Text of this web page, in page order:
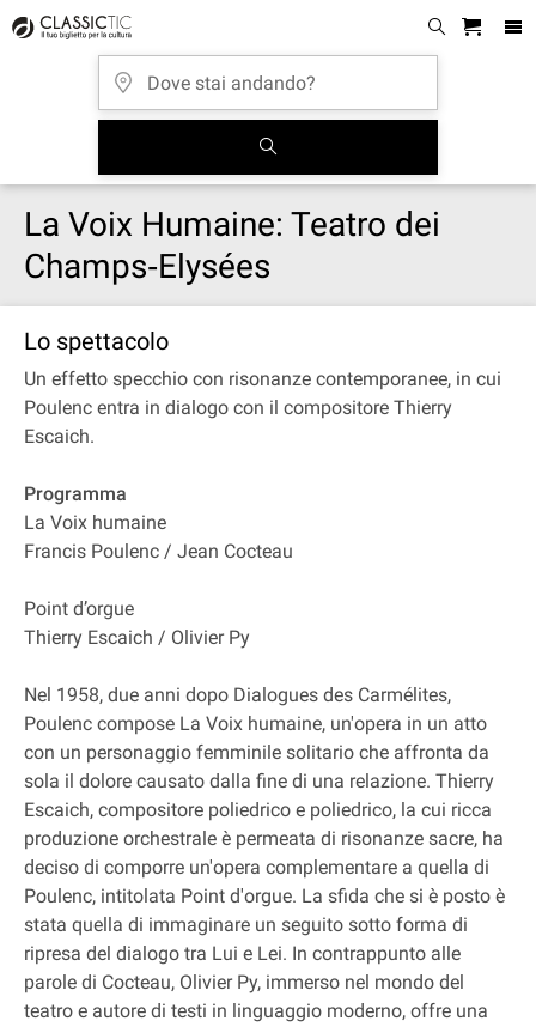
La Voix Humaine: Teatro dei
Champs‐Elysées
Lo spettacolo
Un effetto specchio con risonanze contemporanee, in cui
Poulenc entra in dialogo con il compositore Thierry
Escaich.
Programma
La Voix humaine
Francis Poulenc / Jean Cocteau
Point d’orgue
Thierry Escaich / Olivier Py
Nel 1958, due anni dopo Dialogues des Carmélites,
Poulenc compose La Voix humaine, un'opera in un atto
con un personaggio femminile solitario che affronta da
sola il dolore causato dalla fine di una relazione. Thierry
Escaich, compositore poliedrico e poliedrico, la cui ricca
produzione orchestrale è permeata di risonanze sacre, ha
deciso di comporre un'opera complementare a quella di
Poulenc, intitolata Point d'orgue. La sfida che si è posto è
stata quella di immaginare un seguito sotto forma di
ripresa del dialogo tra Lui e Lei. In contrappunto alle
parole di Cocteau, Olivier Py, immerso nel mondo del
teatro e autore di testi in linguaggio moderno, offre una